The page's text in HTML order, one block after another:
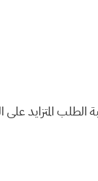
المتزايد